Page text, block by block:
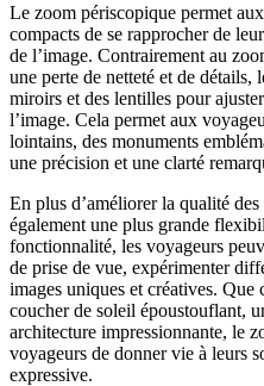
Le zoom périscopique permet
compacts de se rapprocher de
de l’image. Contrairement au
une perte de netteté et de
miroirs et des lentilles pour
l’image. Cela permet aux
lointains, des monuments
une précision et une clarté
En plus d’améliorer la qualité
également une plus grande
fonctionnalité, les voyageurs
de prise de vue, expérimenter
images uniques et créatives.
coucher de soleil époustouflant,
architecture impressionnante, le
voyageurs de donner vie à leurs
expressive.